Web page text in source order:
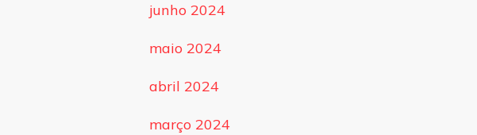
junho 2024
maio 2024
abril 2024
março 2024